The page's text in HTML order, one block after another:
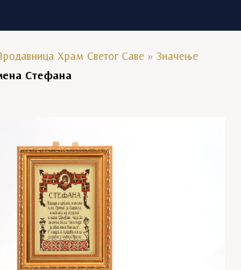
Храм Светог Саве » Значење
Стефана